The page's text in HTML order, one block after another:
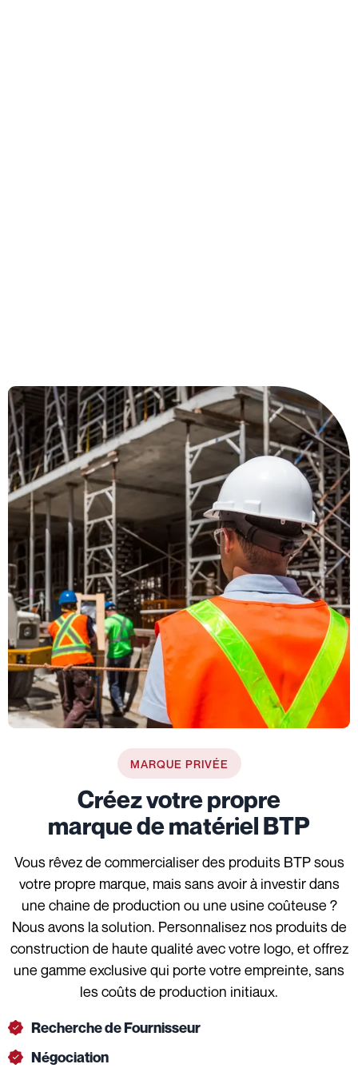
MARQUE PRIVÉE
Créez votre propre
marque de matériel BTP
Vous rêvez de commercialiser des produits BTP sous
votre propre marque, mais sans avoir à investir dans
une chaine de production ou une usine coûteuse ?
Nous avons la solution. Personnalisez nos produits de
construction de haute qualité avec votre logo, et offrez
une gamme exclusive qui porte votre empreinte, sans
les coûts de production initiaux.
Recherche de Fournisseur
Négociation